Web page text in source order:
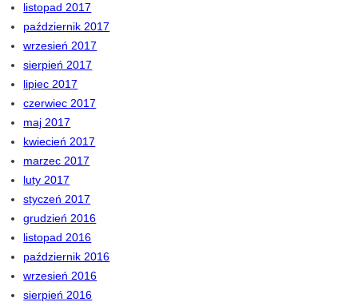
listopad 2017
październik 2017
wrzesień 2017
sierpień 2017
lipiec 2017
czerwiec 2017
maj 2017
kwiecień 2017
marzec 2017
luty 2017
styczeń 2017
grudzień 2016
listopad 2016
październik 2016
wrzesień 2016
sierpień 2016